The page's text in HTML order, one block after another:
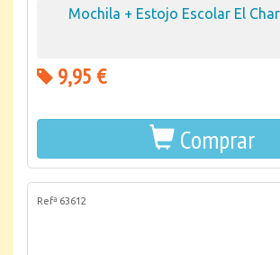
Mochila + Estojo Escolar El
9,95 €
Comprar
Refª 63612